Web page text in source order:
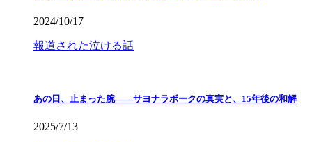
2024/10/17
報道された泣ける話
あの日、止まった腕――サヨナラボークの真実と、15年後の和解
2025/7/13